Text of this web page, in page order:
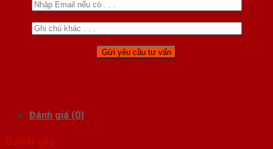
Đánh giá (0)
Đánh giá